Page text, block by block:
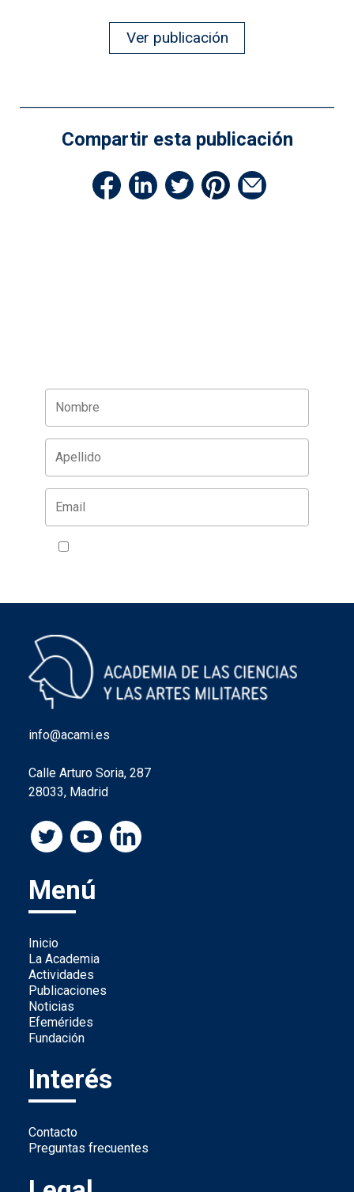
Ver publicación
Compartir esta publicación
info@acami.es
Calle Arturo Soria, 287
28033, Madrid
Menú
Inicio
La Academia
Actividades
Publicaciones
Noticias
Efemérides
Fundación
Interés
Contacto
Preguntas frecuentes